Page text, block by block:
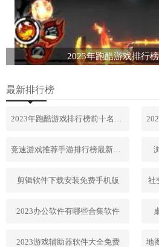
2023年跑酷游戏排行
最新排行榜
2023年跑酷游戏排行榜前十名合集
竞速游戏推荐手游排行榜最新2023
剪辑软件下载安装免费手机版 社
2023办公软件有哪些合集软件
2023游戏辅助器软件大全免费